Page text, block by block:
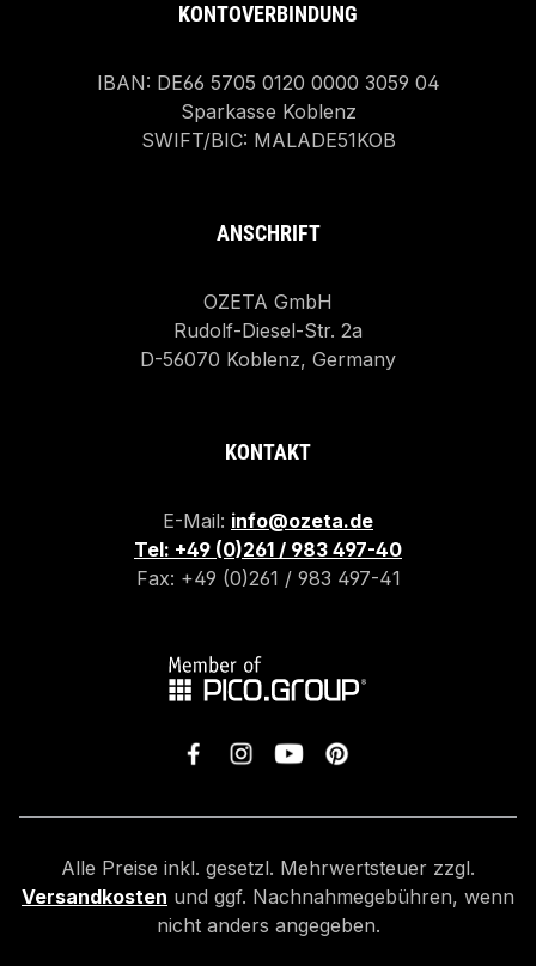
KONTOVERBINDUNG
IBAN: DE66 5705 0120 0000 3059 04
Sparkasse Koblenz
SWIFT/BIC: MALADE51KOB
ANSCHRIFT
OZETA GmbH
Rudolf-Diesel-Str. 2a
D-56070 Koblenz, Germany
KONTAKT
E-Mail: info@ozeta.de
Tel: +49 (0)261 / 983 497-40
Fax: +49 (0)261 / 983 497-41
Alle Preise inkl. gesetzl. Mehrwertsteuer zzgl.
Versandkosten und ggf. Nachnahmegebühren, wenn
nicht anders angegeben.